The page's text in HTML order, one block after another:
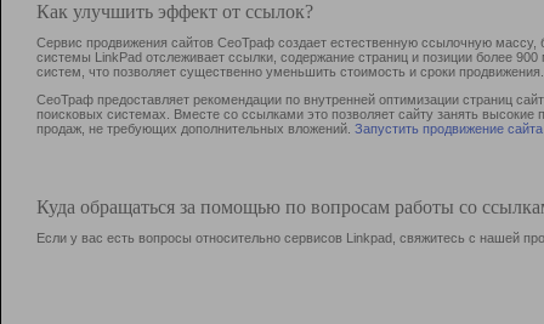
Как улучшить эффект от ссылок?
Сервис продвижения сайтов СеоТраф создает естественную ссылочную
системы LinkPad отслеживает ссылки, содержание страниц и позиции более
систем, что позволяет существенно уменьшить стоимость и сроки продвижения.
СеоТраф предоставляет рекомендации по внутренней оптимизации страниц
поисковых системах. Вместе со ссылками это позволяет сайту занять
продаж, не требующих дополнительных вложений. Запустить продвижение сайта
Куда обращаться за помощью по вопросам работы со
Если у вас есть вопросы относительно сервисов Linkpad, свяжитесь с нашей